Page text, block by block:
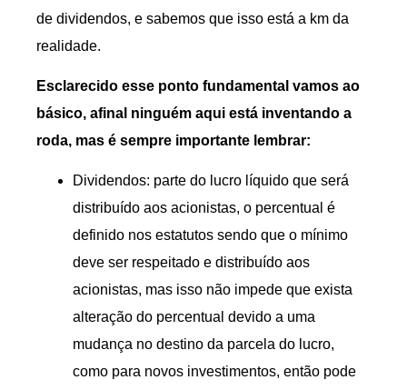
de dividendos, e sabemos que isso está a km da
realidade.
Esclarecido esse ponto fundamental vamos ao
básico, afinal ninguém aqui está inventando a
roda, mas é sempre importante lembrar:
Dividendos: parte do lucro líquido que será
distribuído aos acionistas, o percentual é
definido nos estatutos sendo que o mínimo
deve ser respeitado e distribuído aos
acionistas, mas isso não impede que exista
alteração do percentual devido a uma
mudança no destino da parcela do lucro,
como para novos investimentos, então pode